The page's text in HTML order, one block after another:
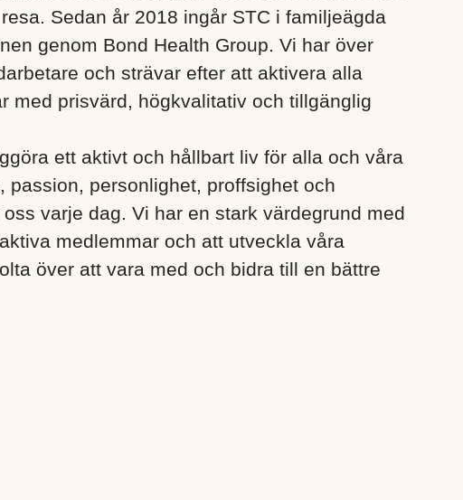
Sedan år 2018 ingår STC i familjeägda
genom Bond Health Group. Vi har över
och strävar efter att aktivera alla
med prisvärd, högkvalitativ och tillgänglig
ett aktivt och hållbart liv för alla och våra
passion, personlighet, proffsighet och
varje dag. Vi har en stark värdegrund med
medlemmar och att utveckla våra
över att vara med och bidra till en bättre